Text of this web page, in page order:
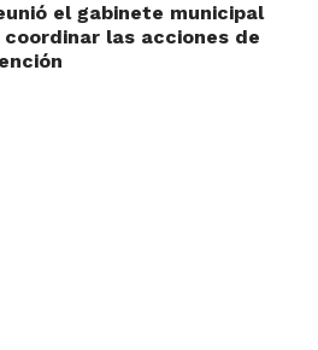
el gabinete municipal
coordinar las acciones de